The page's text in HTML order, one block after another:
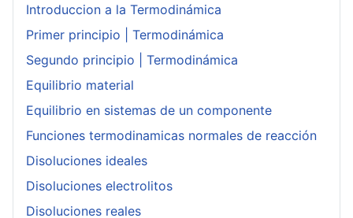
Introduccion a la Termodinámica
Primer principio | Termodinámica
Segundo principio | Termodinámica
Equilibrio material
Equilibrio en sistemas de un componente
Funciones termodinamicas normales de reacción
Disoluciones ideales
Disoluciones electrolitos
Disoluciones reales